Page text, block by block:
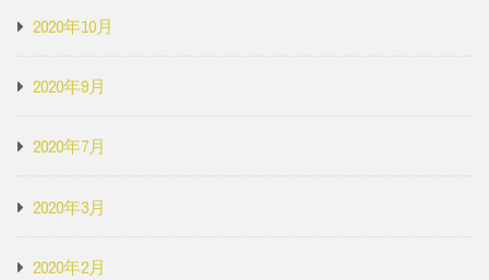
2020年10月
2020年9月
2020年7月
2020年3月
2020年2月